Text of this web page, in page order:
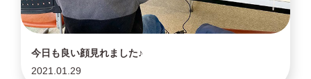
今日も良い顔見れました♪
2021.01.29